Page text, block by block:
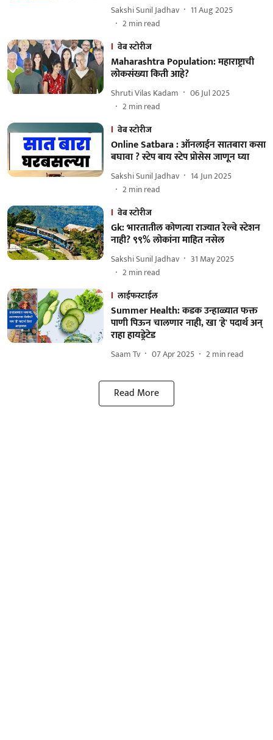
Sakshi Sunil Jadhav
11 Aug 2025
2min read
वेब स्टोरीज
Maharashtra Population: महाराष्ट्राची
लोकसंख्या किती आहे?
Shruti Vilas Kadam
06 Jul 2025
2min read
वेब स्टोरीज
Online Satbara : ऑनलाईन सातबारा कसा
बघावा ? स्टेप बाय स्टेप प्रोसेस जाणून घ्या
Sakshi Sunil Jadhav
14 Jun 2025
2min read
वेब स्टोरीज
Gk: भारतातील कोणत्या राज्यात रेल्वे स्टेशन
नाही? ९९% लोकांना माहित नसेल
Sakshi Sunil Jadhav
31 May 2025
2min read
लाईफस्टाईल
Summer Health: कडक उन्हाळ्यात फक्त
पाणी पिऊन चालणार नाही, खा 'हे' पदार्थ अन्
राहा हायड्रेटेड
Saam Tv 07 Apr 2025 2min read
Read More